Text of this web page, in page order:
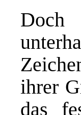
Doch
ihrer
das